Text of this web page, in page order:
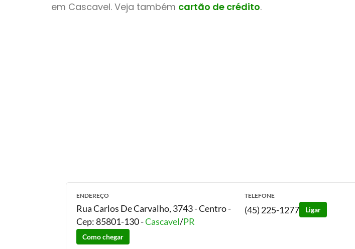
em Cascavel. Veja também cartão de crédito.
ENDEREÇO
Rua Carlos De Carvalho, 3743 - Centro-
Cep:85801-130-Cascavel/PR
Como chegar
TELEFONE
(45) 225-1277 Ligar